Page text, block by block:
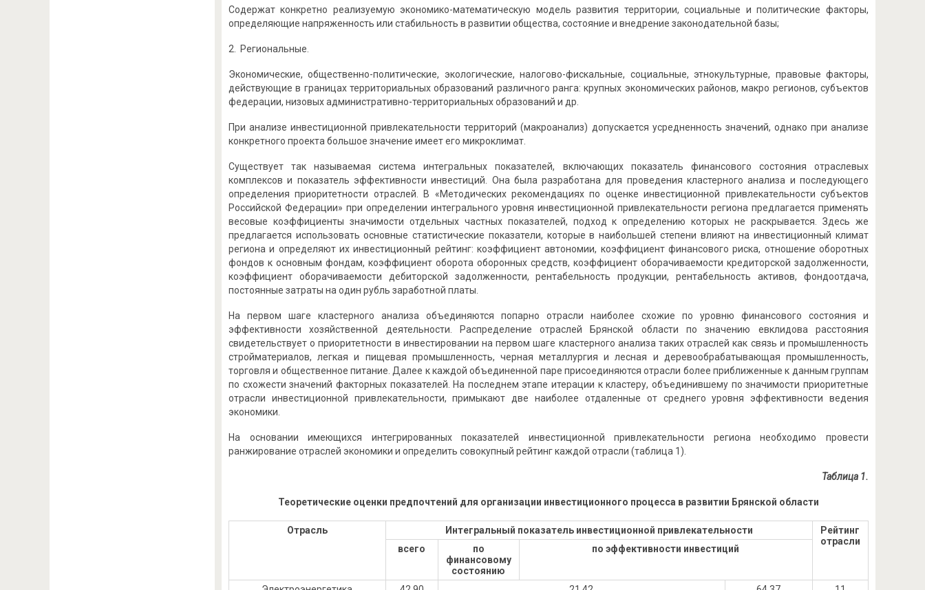
Содержат конкретно реализуемую экономико-математическую модель развития территории, социальные и политические факторы,
определяющие напряженность или стабильность в развитии общества, состояние и внедрение законодательной базы;
2. Региональные.
Экономические, общественно-политические, экологические, налогово-фискальные, социальные, этнокультурные, правовые факторы,
действующие в границах территориальных образований различного ранга: крупных экономических районов, макро регионов, субъектов
федерации, низовых административно-территориальных образований и др.
При анализе инвестиционной привлекательности территорий (макроанализ) допускается усредненность значений, однако при анализе
конкретного проекта большое значение имеет его микроклимат.
Существует так называемая система интегральных показателей, включающих показатель финансового состояния отраслевых
комплексов и показатель эффективности инвестиций. Она была разработана для проведения кластерного анализа и последующего
определения приоритетности отраслей. В «Методических рекомендациях по оценке инвестиционной привлекательности субъектов
Российской Федерации» при определении интегрального уровня инвестиционной привлекательности региона предлагается применять
весовые коэффициенты значимости отдельных частных показателей, подход к определению которых не раскрывается. Здесь же
предлагается использовать основные статистические показатели, которые в наибольшей степени влияют на инвестиционный климат
региона и определяют их инвестиционный рейтинг: коэффициент автономии, коэффициент финансового риска, отношение оборотных
фондов к основным фондам, коэффициент оборота оборонных средств, коэффициент оборачиваемости кредиторской задолженности,
коэффициент оборачиваемости дебиторской задолженности, рентабельность продукции, рентабельность активов, фондоотдача,
постоянные затраты на один рубль заработной платы.
На первом шаге кластерного анализа объединяются попарно отрасли наиболее схожие по уровню финансового состояния и
эффективности хозяйственной деятельности. Распределение отраслей Брянской области по значению евклидова расстояния
свидетельствует о приоритетности в инвестировании на первом шаге кластерного анализа таких отраслей как связь и промышленность
стройматериалов, легкая и пищевая промышленность, черная металлургия и лесная и деревообрабатывающая промышленность,
торговля и общественное питание. Далее к каждой объединенной паре присоединяются отрасли более приближенные к данным группам
по схожести значений факторных показателей. На последнем этапе итерации к кластеру, объединившему по значимости приоритетные
отрасли инвестиционной привлекательности, примыкают две наиболее отдаленные от среднего уровня эффективности ведения
экономики.
На основании имеющихся интегрированных показателей инвестиционной привлекательности региона необходимо провести
ранжирование отраслей экономики и определить совокупный рейтинг каждой отрасли (таблица 1).
Таблица 1.
Теоретические оценки предпочтений для организации инвестиционного процесса в развитии Брянской области
Отрасль Интегральный показатель инвестиционной привлекательности
Рейтинг
отрасли
всего
по
финансовому
состоянию
по эффективности инвестиций